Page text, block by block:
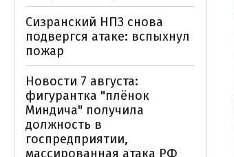
Сизранский НПЗ снова
подвергся атаке: вспыхнул
пожар
Новости 7 августа:
фигурантка "плёнок
Миндича" получила
должность в
госпредприятии,
массированная атака РФ